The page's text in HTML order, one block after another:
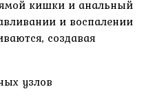
кишки и анальный
и воспалении
создавая